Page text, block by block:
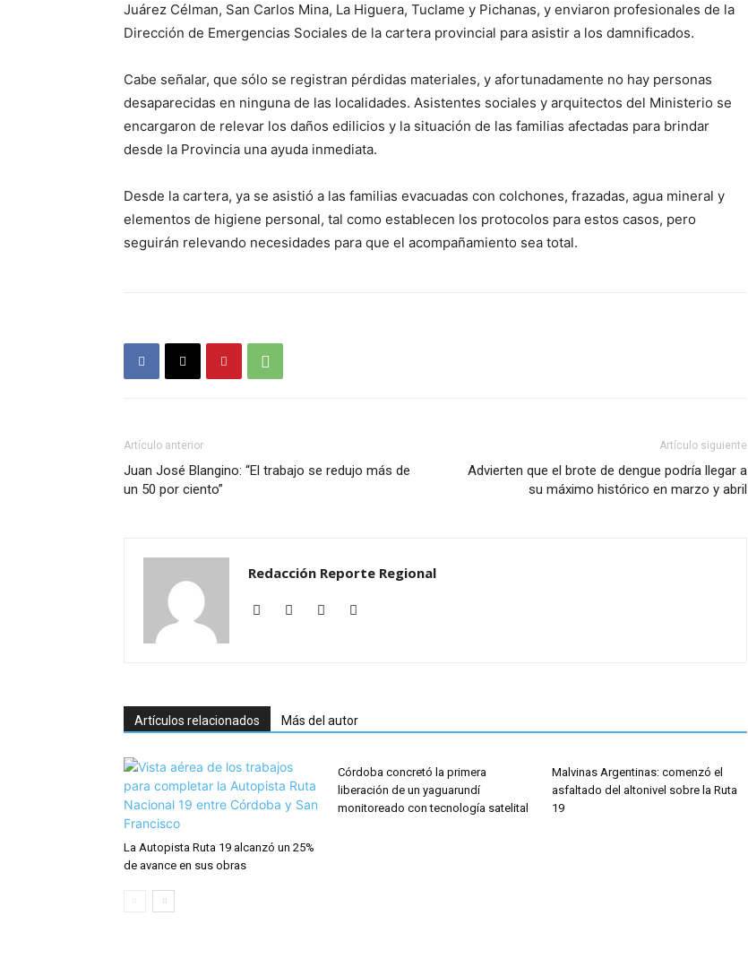
Juárez Célman, San Carlos Mina, La Higuera, Tuclame y Pichanas, y enviaron profesionales de la
Dirección de Emergencias Sociales de la cartera provincial para asistir a los damnificados.
Cabe señalar, que sólo se registran pérdidas materiales, y afortunadamente no hay personas
desaparecidas en ninguna de las localidades. Asistentes sociales y arquitectos del Ministerio se
encargaron de relevar los daños edilicios y la situación de las familias afectadas para brindar
desde la Provincia una ayuda inmediata.
Desde la cartera, ya se asistió a las familias evacuadas con colchones, frazadas, agua mineral y
elementos de higiene personal, tal como establecen los protocolos para estos casos, pero
seguirán relevando necesidades para que el acompañamiento sea total.
Artículo anterior
Juan José Blangino: “El trabajo se redujo más de
un 50 por ciento”
Artículo siguiente
Advierten que el brote de dengue podría llegar a
su máximo histórico en marzo y abril
Redacción Reporte Regional
Artículos relacionados Más del autor
La Autopista Ruta 19 alcanzó un 25%
de avance en sus obras
Córdoba concretó la primera
liberación de un yaguarundí
monitoreado con tecnología satelital
Malvinas Argentinas: comenzó el
asfaltado del altonivel sobre la Ruta
19